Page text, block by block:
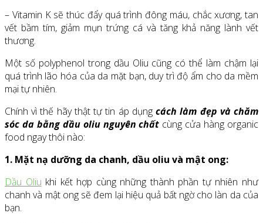
– Vitamin K sẽ thúc đẩy quá trình đông máu, chắc xương, tan
vết bầm tím, giảm mụn trứng cá và tăng khả năng lành vết
thương.
Một số polyphenol trong dầu Oliu cũng có thể làm chậm lại
quá trình lão hóa của da mặt bạn, duy trì độ ẩm cho da mềm
mại tự nhiên.
Chính vì thế hãy thật tự tin áp dụngcách làm đẹp và chăm
sóc da bằng dầu oliu nguyên chất cùng cửa hàng organic
food ngay thôi nào:
1. Mặt nạ dưỡng da chanh, dầu oliu và mật ong:
Dầu Oliu khi kết hợp cùng những thành phần tự nhiên như
chanh và mật ong sẽ đem lại hiệu quả bất ngờ cho làn da của
bạn.